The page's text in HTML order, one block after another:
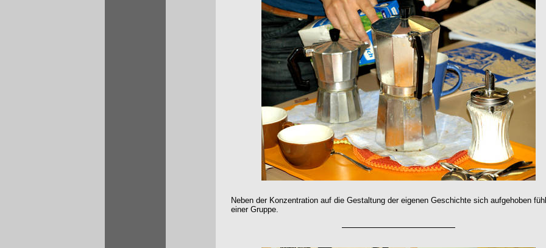
Neben der Konzentration auf die Gestaltung der eigenen Geschichte sich aufgehoben
einer Gruppe.